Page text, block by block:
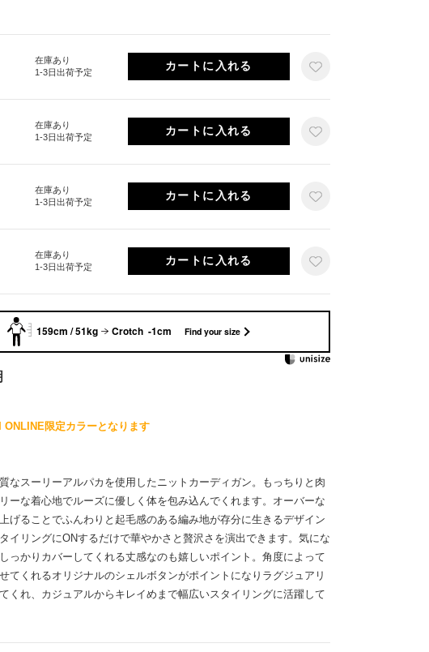
在庫あり
1-3日出荷予定
在庫あり
1-3日出荷予定
在庫あり
1-3日出荷予定
在庫あり
1-3日出荷予定
159cm / 51kg Crotch -1cm Find your size
限定カラーとなります
なスーリーアルパカを使用したニットカーディガン。もっちりと肉
ーな着心地でルーズに優しく体を包み込んでくれます。オーバーな
げることでふんわりと起毛感のある編み地が存分に生きるデザイン
イリングにONするだけで華やかさと贅沢さを演出できます。気にな
っかりカバーしてくれる丈感なのも嬉しいポイント。角度によって
てくれるオリジナルのシェルボタンがポイントになりラグジュアリ
くれ、カジュアルからキレイめまで幅広いスタイリングに活躍して